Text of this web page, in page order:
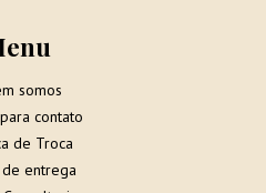
somos
contato
de Troca
entrega